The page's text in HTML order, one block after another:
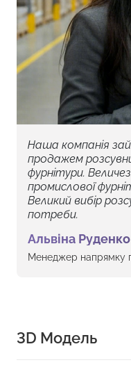
Наша компанія
продажем
фурнітури.
промислової
Великий вибір
потреби.
Альвіна Руденко
Менеджер напрямку
3D Модель